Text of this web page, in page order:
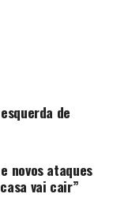
de
novos ataques
vai cair”